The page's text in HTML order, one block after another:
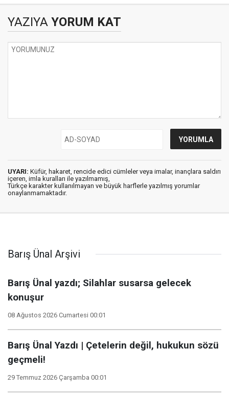
YAZIYA YORUM KAT
UYARI: Küfür, hakaret, rencide edici cümleler veya imalar, inançlara saldırı
içeren, imla kuralları ile yazılmamış,
Türkçe karakter kullanılmayan ve büyük harflerle yazılmış yorumlar
onaylanmamaktadır.
Barış Ünal Arşivi
Barış Ünal yazdı; Silahlar susarsa gelecek
konuşur
08 Ağustos 2026 Cumartesi 00:01
Barış Ünal Yazdı | Çetelerin değil, hukukun sözü
geçmeli!
29 Temmuz 2026 Çarşamba 00:01